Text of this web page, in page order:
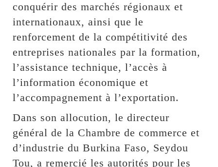
conquérir des marchés régionaux et
internationaux, ainsi que le
renforcement de la compétitivité des
entreprises nationales par la formation,
l’assistance technique, l’accès à
l’information économique et
l’accompagnement à l’exportation.
Dans son allocution, le directeur
général de la Chambre de commerce et
d’industrie du Burkina Faso, Seydou
Tou, a remercié les autorités pour les